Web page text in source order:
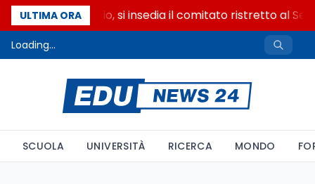
ULTIMA ORA
Riforma del calcio, si insedia il comitato ristretto al
Loading...
SCUOLA UNIVERSITÀ RICERCA MONDO